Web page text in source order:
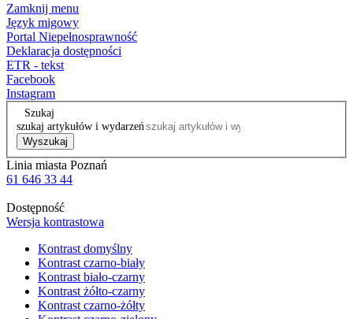
Zamknij menu
Język migowy
Portal Niepełnosprawność
Deklaracja dostępności
ETR - tekst
Facebook
Instagram
Szukaj
szukaj artykułów i wydarzeń
Wyszukaj
Linia miasta Poznań
61 646 33 44
Dostępność
Wersja kontrastowa
Kontrast domyślny
Kontrast czarno-biały
Kontrast biało-czarny
Kontrast żółto-czarny
Kontrast czarno-żółty